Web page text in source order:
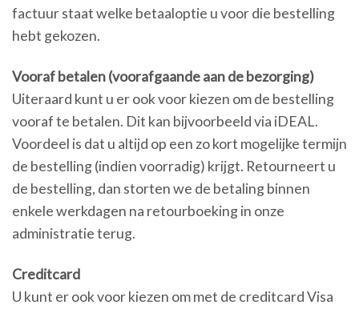
factuur staat welke betaaloptie u voor die bestelling
hebt gekozen.
Vooraf betalen (voorafgaande aan de bezorging)
Uiteraard kunt u er ook voor kiezen om de bestelling
vooraf te betalen. Dit kan bijvoorbeeld via iDEAL.
Voordeel is dat u altijd op een zo kort mogelijke termijn
de bestelling (indien voorradig) krijgt. Retourneert u
de bestelling, dan storten we de betaling binnen
enkele werkdagen na retourboeking in onze
administratie terug.
Creditcard
U kunt er ook voor kiezen om met de creditcard Visa